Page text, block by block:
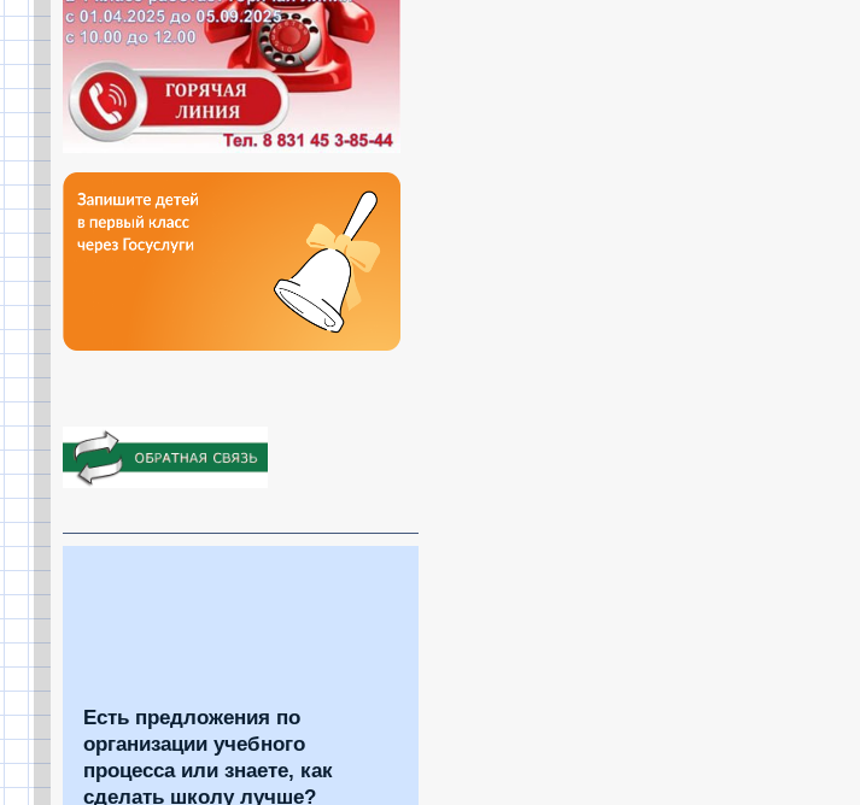
Есть предложения по
организации учебного
процесса или знаете, как
сделать школу лучше?